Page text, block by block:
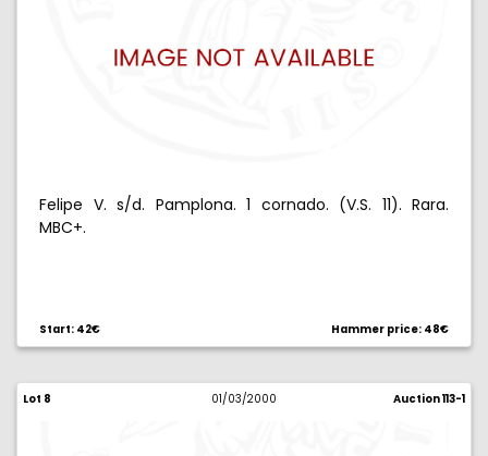
Felipe V. s/d. Pamplona. 1 cornado. (V.S. 11). Rara.
MBC+.
Start: 42€ Hammer price: 48€
Lot 8 01/03/2000 Auction 113-1